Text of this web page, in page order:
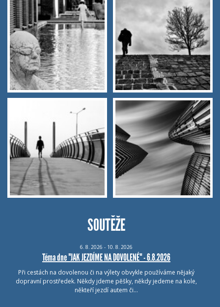
SOUTĚŽE
6. 8. 2026 - 10. 8. 2026
Téma dne "JAK JEZDÍME NA DOVOLENÉ" - 6.8.2026
Při cestách na dovolenou či na výlety obvykle používáme nějaký
dopravní prostředek. Někdy jdeme pěšky, někdy jedeme na kole,
někteří jezdí autem či…